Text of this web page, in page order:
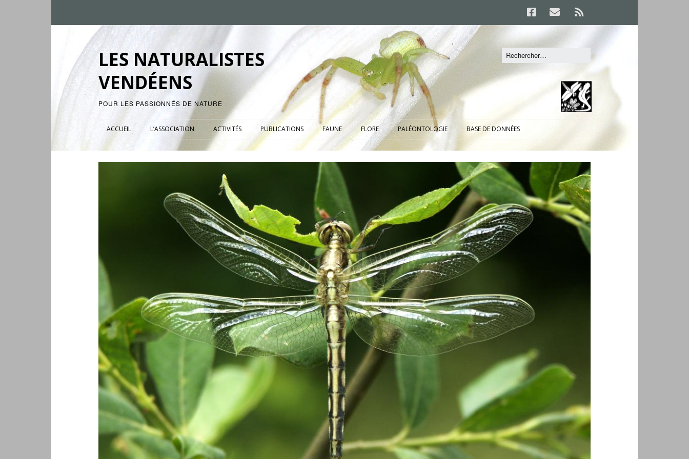
LES NATURALISTES
VENDÉENS
POUR LES PASSIONNÉS DE NATURE
ACCUEIL L’ASSOCIATION ACTIVITÉS PUBLICATIONS FAUNE FLORE PALÉONTOLOGIE BASE DE DONNÉES